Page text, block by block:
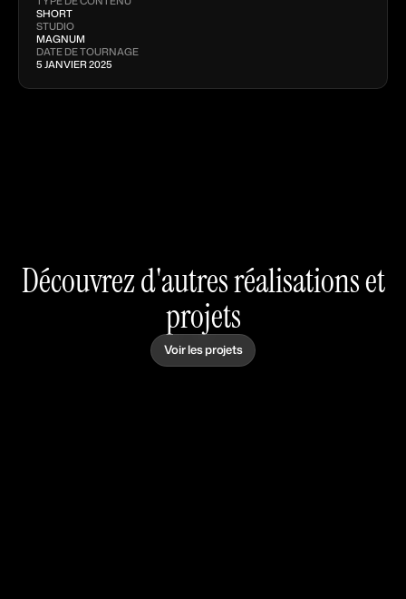
SHORT
STUDIO
MAGNUM
DATE DE TOURNAGE
5 JANVIER 2025
Découvrez d'autres réalisations et
projets
Voir les projets